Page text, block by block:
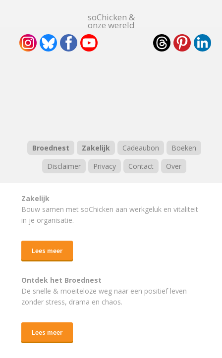
soChicken &
onze wereld
Broednest Zakelijk Cadeaubon
Boeken
Disclaimer
Privacy Contact Over
Zakelijk
Bouw samen met soChicken aan werkgeluk en vitaliteit
in je organisatie.
Lees meer
Ontdek het Broednest
De snelle & moeiteloze weg naar een positief leven
zonder stress, drama en chaos.
Lees meer